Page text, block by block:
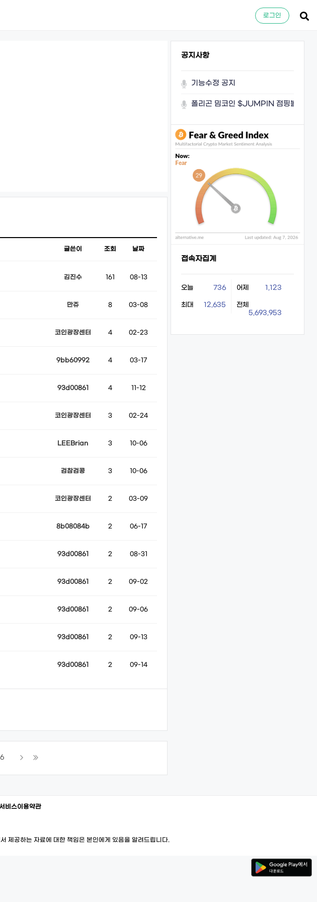
로그인
글쓴이 조회 날짜
김진수 161 08-13
만쥬 8 03-08
코인광장센터 4 02-23
9bb60992 4 03-17
93d00861 4 11-12
코인광장센터 3 02-24
LEEBrian 3 10-06
검참검콩 3 10-06
코인광장센터 2 03-09
8b08084b 2 06-17
93d00861 2 08-31
93d00861 2 09-02
93d00861 2 09-06
93d00861 2 09-13
93d00861 2 09-14
6
공지사항
기능수정 공지
폴리곤 밈코인 $JUMPIN 점핑볼이 쏜
접속자집계
오늘 736 어제 1,123
최대 12,635
전체
5,693,953
비스이용약관
제공하는 자료에 대한 책임은 본인에게 있음을 알려드립니다.